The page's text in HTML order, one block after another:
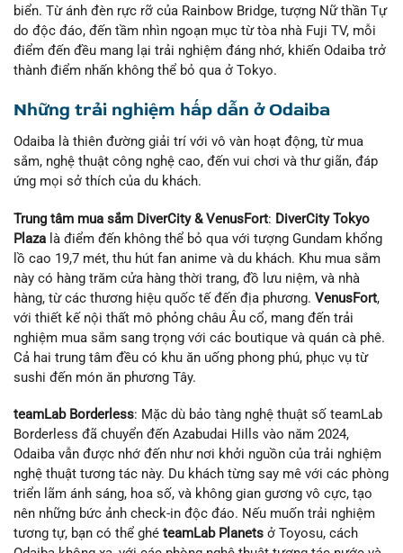
biển. Từ ánh đèn rực rỡ của Rainbow Bridge, tượng Nữ thần Tự
do độc đáo, đến tầm nhìn ngoạn mục từ tòa nhà Fuji TV, mỗi
điểm đến đều mang lại trải nghiệm đáng nhớ, khiến Odaiba trở
thành điểm nhấn không thể bỏ qua ở Tokyo.
Những trải nghiệm hấp dẫn ở Odaiba
Odaiba là thiên đường giải trí với vô vàn hoạt động, từ mua
sắm, nghệ thuật công nghệ cao, đến vui chơi và thư giãn, đáp
ứng mọi sở thích của du khách.
Trung tâm mua sắm DiverCity & VenusFort: DiverCity Tokyo
Plaza là điểm đến không thể bỏ qua với tượng Gundam khổng
lồ cao 19,7 mét, thu hút fan anime và du khách. Khu mua sắm
này có hàng trăm cửa hàng thời trang, đồ lưu niệm, và nhà
hàng, từ các thương hiệu quốc tế đến địa phương. VenusFort,
với thiết kế nội thất mô phỏng châu Âu cổ, mang đến trải
nghiệm mua sắm sang trọng với các boutique và quán cà phê.
Cả hai trung tâm đều có khu ăn uống phong phú, phục vụ từ
sushi đến món ăn phương Tây.
teamLab Borderless: Mặc dù bảo tàng nghệ thuật số teamLab
Borderless đã chuyển đến Azabudai Hills vào năm 2024,
Odaiba vẫn được nhớ đến như nơi khởi nguồn của trải nghiệm
nghệ thuật tương tác này. Du khách từng say mê với các phòng
triển lãm ánh sáng, hoa số, và không gian gương vô cực, tạo
nên những bức ảnh check-in độc đáo. Nếu muốn trải nghiệm
tương tự, bạn có thể ghé teamLab Planets ở Toyosu, cách